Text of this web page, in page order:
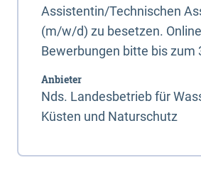
Assistentin/Technischen
(m/w/d) zu besetzen.
Bewerbungen bitte bis zum
Anbieter
Nds. Landesbetrieb für
Küsten und Naturschutz